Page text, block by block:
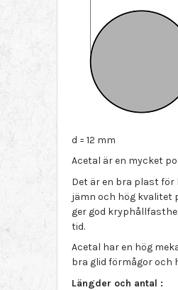
d = 12 mm
Acetal är en mycket
Det är en bra plast
jämn och hög kvalitet
ger god
tid.
Acetal har en hög
bra glid förmågor och
Längder och antal :